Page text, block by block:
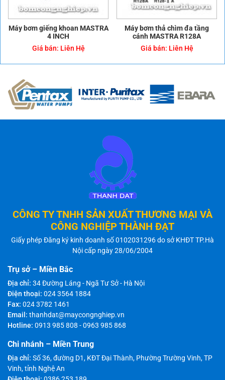
Máy bơm giếng khoan MASTRA
4 INCH
Giá bán: Liên Hệ
Máy bơm thả chìm đa tầng
cánh MASTRA R128A
Giá bán: Liên Hệ
CÔNG TY TNHH SẢN XUẤT THƯƠNG MẠI VÀ
CÔNG NGHIỆP THÀNH ĐẠT
Giấy phép Đăng ký kinh doanh số 0102031296 do sở KHĐT TP.Hà
Nội cấp ngày 28/06/2004
Trụ sở – Miền Bắc
Địa chỉ: 34 Đường Láng - Ngã Tư Sở - Hà Nội
Điện thoại: 024 3564 1884
Fax: 024 3782 1461
Email: thanhdat@maycongnghiep.vn
Hotline: 0913 985 808 -0963 985 868
Chi nhánh – Miền Trung
Địa chỉ: Số 36, đường D1, KĐT Đại Thành, Phường Trường Vinh, TP
Vinh, tỉnh Nghệ An